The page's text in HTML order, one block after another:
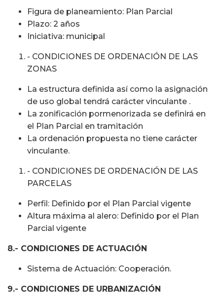
Figura de planeamiento: Plan Parcial
Plazo: 2 años
Iniciativa: municipal
- CONDICIONES DE ORDENACIÓN DE LAS
ZONAS
La estructura definida así como la asignación
de uso global tendrá carácter vinculante .
La zonificación pormenorizada se definirá en
el Plan Parcial en tramitación
La ordenación propuesta no tiene carácter
vinculante.
- CONDICIONES DE ORDENACIÓN DE LAS
PARCELAS
Perfil: Definido por el Plan Parcial vigente
Altura máxima al alero: Definido por el Plan
Parcial vigente
8.- CONDICIONES DE ACTUACIÓN
Sistema de Actuación: Cooperación.
9.- CONDICIONES DE URBANIZACIÓN